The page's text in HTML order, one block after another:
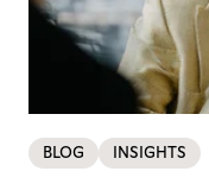
BLOG INSIGHTS